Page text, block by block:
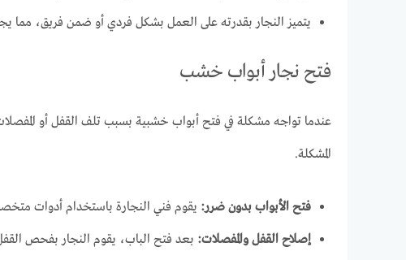
يتميز النجار بقدرته على العمل بشكل فردي أو ضمن فريق، مما
فتح نجار أبواب خشب
عندما تواجه مشكلة في فتح أبواب خشبية بسبب تلف القفل أو
المشكلة.
فتح الأبواب بدون ضرر: يقوم فني النجارة باستخدام أدوات
إصلاح القفل والمفصلات: بعد فتح الباب، يقوم النجار بفحص